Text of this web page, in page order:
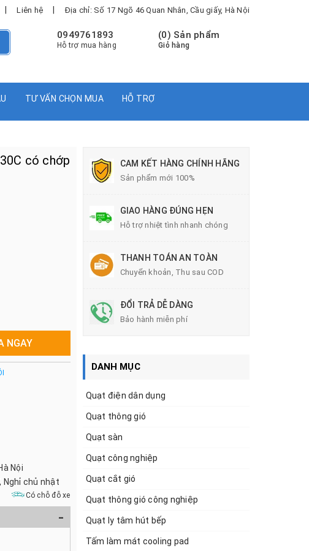
Liên hệ Địa chỉ: Số 17 Ngõ 46 Quan Nhân, Cầu giấy, Hà Nội
(0) Sản phẩm
Giỏ hàng
0949761893
Hỗ trợ mua hàng
TƯ VẤN CHỌN MUA HỖ TRỢ
có chớp
NGAY
Nội
Nghỉ chủ nhật
Có chỗ đỗ xe
-
CAM KẾT HÀNG CHÍNH HÃNG
Sản phẩm mới 100%
GIAO HÀNG ĐÚNG HẸN
Hỗ trợ nhiệt tình nhanh chóng
THANH TOÁN AN TOÀN
Chuyển khoản, Thu sau COD
ĐỔI TRẢ DỄ DÀNG
Bảo hành miễn phí
DANH MỤC
Quạt điện dân dụng
Quạt thông gió
Quạt sàn
Quạt công nghiệp
Quạt cắt gió
Quạt thông gió công nghiệp
Quạt ly tâm hút bếp
Tấm làm mát cooling pad